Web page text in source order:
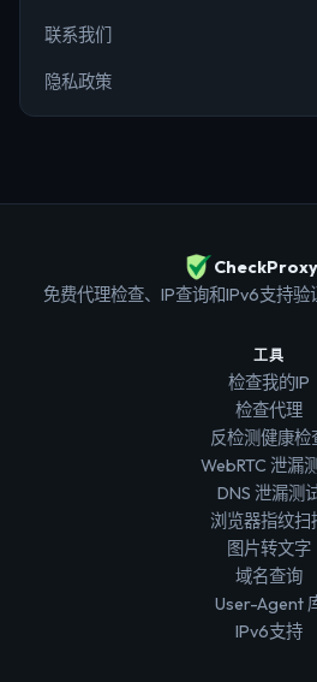
联系我们
隐私政策
免费代理检查、IP查询和IPv6支持验
工具
检查我的IP
检查代理
反检测健康检
WebRTC 泄漏
DNS 泄漏测
浏览器指纹扫
图片转文字
域名查询
User-Agent
IPv6支持